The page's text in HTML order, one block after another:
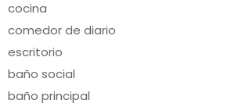
cocina
comedor de diario
escritorio
baño social
baño principal